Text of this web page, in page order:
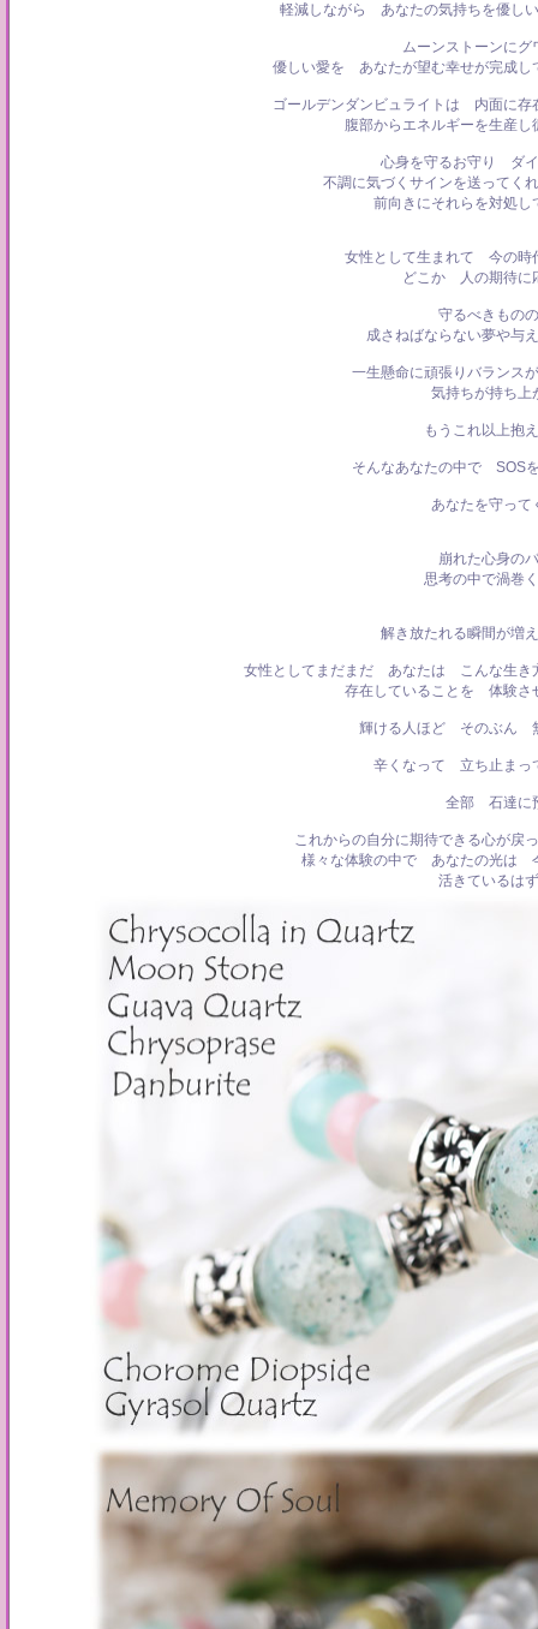
軽減しながら あなたの気持ちを優し
ムーンストーンにグ
優しい愛を あなたが望む幸せが完成し
ゴールデンダンビュライトは 内面に存
腹部からエネルギーを生産
心身を守るお守り ダ
不調に気づくサインを送ってく
前向きにそれらを対処し
女性として生まれて 今の
どこか 人の期待に
守るべきもの
成さねばならない夢や与
一生懸命に頑張りバランス
気持ちが持ち上
もうこれ以上抱
そんなあなたの中で SOS
あなたを守って
崩れた心身の
思考の中で渦巻
解き放たれる瞬間が増
女性としてまだまだ あなたは こんな生き
存在していることを 体験さ
輝ける人ほど そのぶん
辛くなって 立ち止まっ
全部 石達に
これからの自分に期待できる心が戻
様々な体験の中で あなたの光は
活きているは